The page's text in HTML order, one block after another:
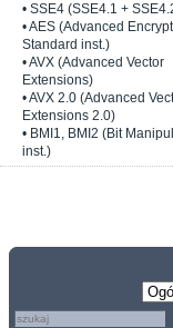
• SSE4 (SSE4.1 +
• AES (Advanced
Standard inst.)
• AVX (Advanced Vector
Extensions)
• AVX 2.0 (Advanced
Extensions 2.0)
• BMI1, BMI2 (Bit
inst.)